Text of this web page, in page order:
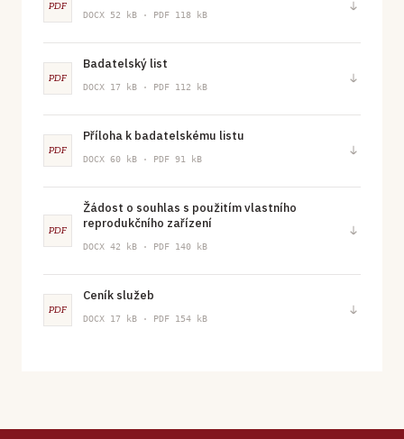
PDF
DOCX 52 kB · PDF 118 kB
PDF
Badatelský list
DOCX 17 kB · PDF 112 kB
PDF
Příloha k badatelskému listu
DOCX 60 kB · PDF 91 kB
PDF
Žádost o souhlas s použitím vlastního
reprodukčního zařízení
DOCX 42 kB · PDF 140 kB
PDF
Ceník služeb
DOCX 17 kB · PDF 154 kB